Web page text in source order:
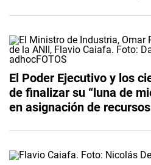
El Poder Ejecutivo y los
de finalizar su “luna de
en asignación de recursos